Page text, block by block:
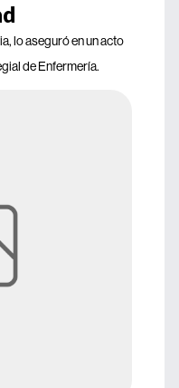
lo aseguró en un acto
de Enfermería.